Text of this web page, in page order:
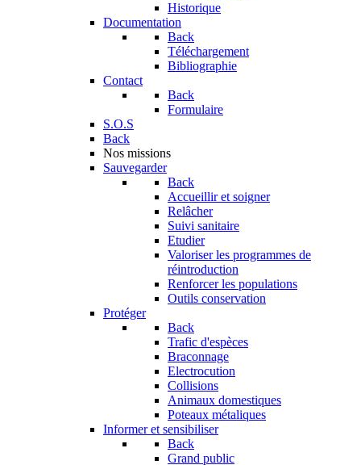
Historique
Documentation
Back
Téléchargement
Bibliographie
Contact
Back
Formulaire
S.O.S
Back
Nos missions
Sauvegarder
Back
Accueillir et soigner
Relâcher
Suivi sanitaire
Etudier
Valoriser les programmes de
réintroduction
Renforcer les populations
Outils conservation
Protéger
Back
Trafic d'espèces
Braconnage
Electrocution
Collisions
Animaux domestiques
Poteaux métaliques
Informer et sensibiliser
Back
Grand public